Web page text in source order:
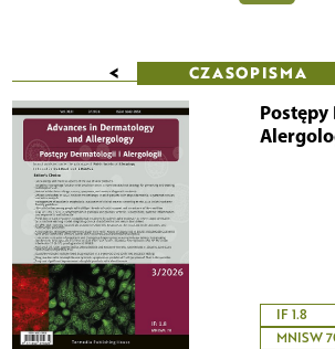
< CZASOPISMA
IF 1.8
MNISW